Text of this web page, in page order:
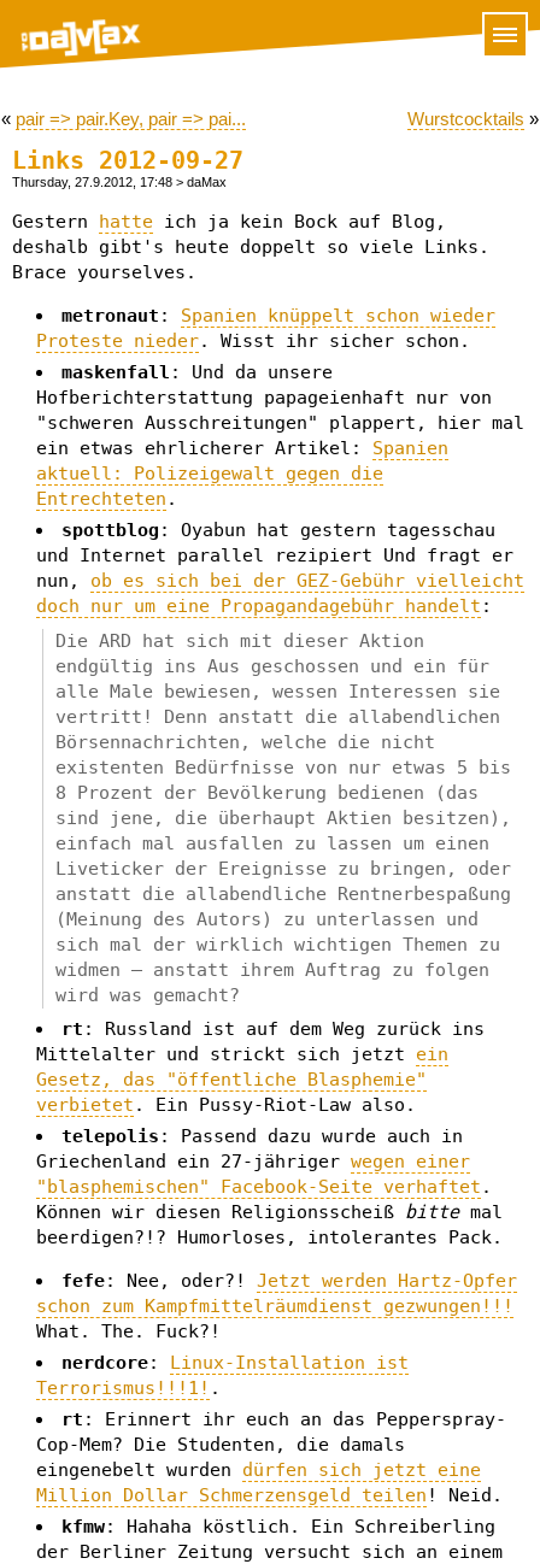
« pair => pair.Key, pair => pai... Wurstcocktails »
Links 2012-09-27
Thursday, 27.9.2012, 17:48 > daMax
Gestern hatte ich ja kein Bock auf Blog,
deshalb gibt's heute doppelt so viele Links.
Brace yourselves.
metronaut : Spanien knüppelt schon wieder
Proteste nieder. Wisst ihr sicher schon.
maskenfall : Und da unsere
Hofberichterstattung papageienhaft nur von
"schweren Ausschreitungen" plappert, hier mal
ein etwas ehrlicherer Artikel: Spanien
aktuell: Polizeigewalt gegen die
Entrechteten .
spottblog : Oyabun hat gestern tagesschau
und Internet parallel rezipiert Und fragt er
nun, ob es sich bei der GEZ-Gebühr vielleicht
doch nur um eine Propagandagebühr handelt :
Die ARD hat sich mit dieser Aktion
endgültig ins Aus geschossen und ein für
alle Male bewiesen, wessen Interessen sie
vertritt! Denn anstatt die allabendlichen
Börsennachrichten, welche die nicht
existenten Bedürfnisse von nur etwas 5 bis
8 Prozent der Bevölkerung bedienen (das
sind jene, die überhaupt Aktien besitzen),
einfach mal ausfallen zu lassen um einen
Liveticker der Ereignisse zu bringen, oder
anstatt die allabendliche Rentnerbespaßung
(Meinung des Autors) zu unterlassen und
sich mal der wirklich wichtigen Themen zu
widmen – anstatt ihrem Auftrag zu folgen
wird was gemacht?
rt : Russland ist auf dem Weg zurück ins
Mittelalter und strickt sich jetzt ein
Gesetz, das "öffentliche Blasphemie"
verbietet . Ein Pussy-Riot-Law also.
telepolis : Passend dazu wurde auch in
Griechenland ein 27-jähriger wegen einer
"blasphemischen" Facebook-Seite verhaftet .
Können wir diesen Religionsscheiß bittemal
beerdigen?!? Humorloses, intolerantes Pack.
fefe: Nee, oder?! Jetzt werden Hartz-Opfer
schon zum Kampfmittelräumdienst gezwungen!!!
What. The. Fuck?!
nerdcore: Linux-Installation ist
Terrorismus!!!1! .
rt : Erinnert ihr euch an das Pepperspray-
Cop-Mem? Die Studenten, die damals
eingenebelt wurden dürfen sich jetzt eine
Million Dollar Schmerzensgeld teilen ! Neid.
kfmw: Hahaha köstlich. Ein Schreiberling
der Berliner Zeitung versucht sich an einem